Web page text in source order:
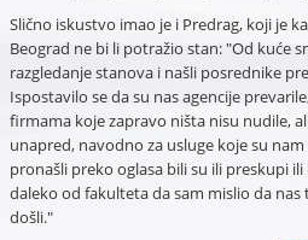
Slično iskustvo imao je i Predrag, koji je
Beograd ne bi li potražio stan: "Od kuće
razgledanje stanova i našli posrednike
Ispostavilo se da su nas agencije
firmama koje zapravo ništa nisu nudile,
unapred, navodno za usluge koje su
pronašli preko oglasa bili su ili preskupi
daleko od fakulteta da sam mislio da
došli."